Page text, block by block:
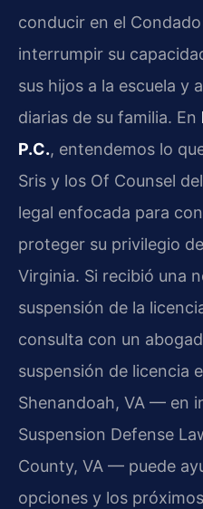
conducir en el
interrumpir su
sus hijos a la escuela y
diarias de su familia. En
P.C., entendemos lo
Sris y los Of Counsel
legal enfocada para
proteger su privilegio
Virginia. Si recibió una
suspensión de la
consulta con un
suspensión de licencia
Shenandoah, VA — en
Suspension Defense
County, VA — puede
opciones y los